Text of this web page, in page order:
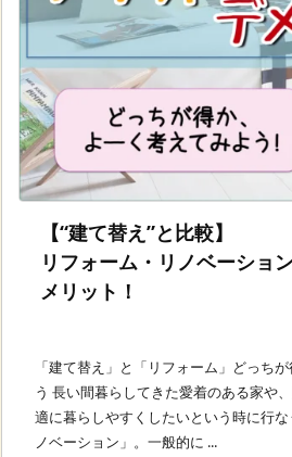
【“建て替え”と比較】
リフォーム・リノベーショ
メリット！
「建て替え」と「リフォーム」どっち
う 長い間暮らしてきた愛着のある家や
適に暮らしやすくしたいという時に行
ノベーション」。一般的に ...